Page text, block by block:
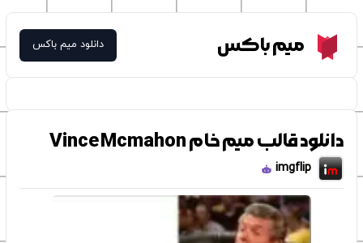
Meme Boxمیم باکس دانلود میم باکس
دانلود قالب میم خام Vince Mcmahon
imgflip